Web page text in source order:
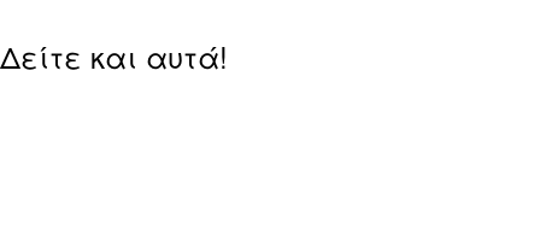
Δείτε και αυτά!